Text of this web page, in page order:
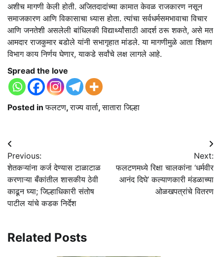
अशीच मागणी केली होती. अजितदादांच्या कामात केवळ राजकारण नसून
समाजकारण आणि विकासाचा ध्यास होता. त्यांचा सर्वधर्मसमभावाचा विचार
आणि जनतेशी असलेली बांधिलकी विद्यार्थ्यांसाठी आदर्श ठरू शकते, असे मत
आमदार राजकुमार बडोले यांनी सभागृहात मांडले. या मागणीमुळे आता शिक्षण
विभाग काय निर्णय घेणार, याकडे सर्वांचे लक्ष लागले आहे.
Spread the love
Posted inफलटण,राज्य वार्ता,सातारा जिल्हा
Post
navigation
Previous:
शेतकऱ्यांना कर्ज देण्यास टाळाटाळ
करणाऱ्या बँकांतील शासकीय ठेवी
काढून घ्या; जिल्हाधिकारी संतोष
पाटील यांचे कडक निर्देश
Next:
फलटणमध्ये रिक्षा चालकांना ‘धर्मवीर
आनंद दिघे’ कल्याणकारी मंडळाच्या
ओळखपत्रांचे वितरण
Related Posts